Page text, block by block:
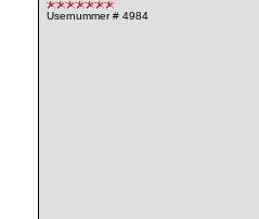
Usernummer # 4984